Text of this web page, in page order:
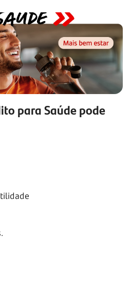
para Saúde pode